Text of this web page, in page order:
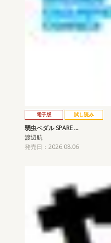
電子版 試し読み
弱虫ペダル SPARE …
渡辺航
発売日：2026.08.06